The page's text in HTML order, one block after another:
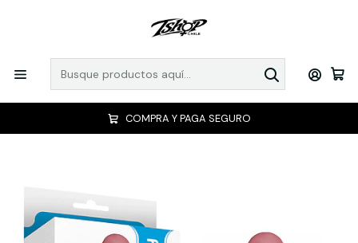
COMPRA Y PAGA SEGURO